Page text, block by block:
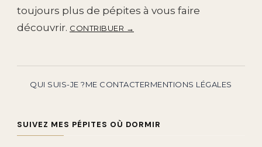
toujours plus de pépites à vous faire
découvrir. CONTRIBUER →
QUI SUIS-JE ?ME CONTACTERMENTIONS LÉGALES
SUIVEZ MES PÉPITES OÙ DORMIR